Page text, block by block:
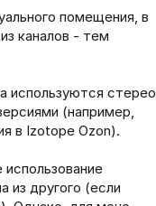
помещения, в
каналов - тем
используются стерео
(например,
в Izotope Ozon).
из другого (если